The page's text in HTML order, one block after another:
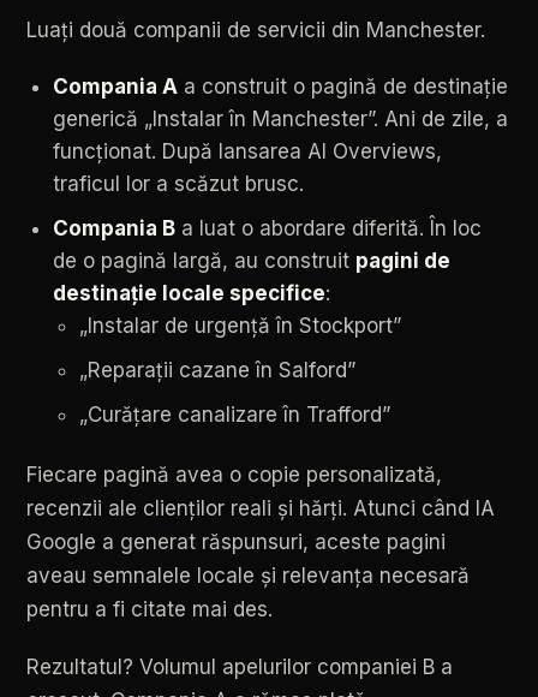
Luați două companii de servicii din Manchester.
Compania A a construit o pagină de destinație
generică „Instalar în Manchester”. Ani de zile, a
funcționat. După lansarea AI Overviews,
traficul
lor a scăzut brusc.
Compania B a luat o abordare diferită. În loc
de o pagină largă, au construit pagini de
destinație locale specifice:
„Instalar de urgență în Stockport”
„Reparații cazane în Salford”
„Curăţare canalizare în Trafford”
Fiecare pagină avea o copie personalizată,
recenzii ale clienților reali și hărți. Atunci când IA
Google a generat răspunsuri, aceste pagini
aveau semnalele locale și relevanța necesară
pentru a fi citate mai des.
Rezultatul? Volumul apelurilor companiei B a